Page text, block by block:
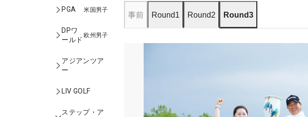
PGA 米国男子
DPワ
ールド
欧州男子
アジアンツア
ー
LIV GOLF
ステップ・ア
事前 Round1 Round2 Round3